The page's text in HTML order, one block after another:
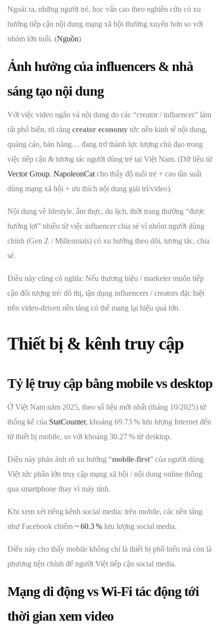
Ngoài ra, những người trẻ, học vấn cao theo nghiên cứu có xu
hướng tiếp cận nội dung mạng xã hội thường xuyên hơn so với
nhóm lớn tuổi. (Nguồn)
Ảnh hưởng của influencers & nhà
sáng tạo nội dung
Với việc video ngắn và nội dung do các “creator / influencer” làm
rất phổ biến, rõ ràng creator economy tức nền kinh tế nội dung,
quảng cáo, bán hàng… đang trở thành lực lượng chủ đạo trong
việc tiếp cận & tương tác người dùng trẻ tại Việt Nam. (Dữ liệu từ
Vector Group, NapoleonCat cho thấy độ tuổi trẻ + cao tần suất
dùng mạng xã hội + ưu thích nội dung giải trí/video).
Nội dung về lifestyle, ẩm thực, du lịch, thời trang thường “được
hưởng lợi” nhiều từ việc influencer chia sẻ vì nhóm người dùng
chính (Gen Z / Millennials) có xu hướng theo dõi, tương tác, chia
sẻ.
Điều này cũng có nghĩa: Nếu thương hiệu / marketer muốn tiếp
cận đối tượng trẻ/ đô thị, tận dụng influencers / creators đặc biệt
trên video‑driven nền tảng có thể mang lại hiệu quả lớn.
Thiết bị & kênh truy cập
Tỷ lệ truy cập bằng mobile vs desktop
Ở Việt Nam năm 2025, theo số liệu mới nhất (tháng 10/2025) từ
thống kê của StatCounter, khoảng 69.73 % lưu lượng Internet đến
từ thiết bị mobile, so với khoảng 30.27 % từ desktop.
Điều này phản ánh rõ xu hướng “mobile-first” của người dùng
Việt tức phần lớn truy cập mạng xã hội / nội dung online thông
qua smartphone thay vì máy tính.
Khi xem xét riêng kênh social media: trên mobile, các nền tảng
như Facebook chiếm ~ 60.3 % lưu lượng social media.
Điều này cho thấy mobile không chỉ là thiết bị phổ biến mà còn là
phương tiện chính để người Việt tiếp cận social media.
Mạng di động vs Wi-Fi tác động tới
thời gian xem video